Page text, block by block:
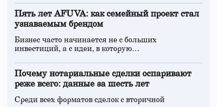
Пять лет AFUVA: как семейный проект стал
узнаваемым брендом
Бизнес часто начинается не с больших
инвестиций, а с идеи, в которую…
Почему нотариальные сделки оспаривают
реже всего: данные за шесть лет
Среди всех форматов сделок с вторичной